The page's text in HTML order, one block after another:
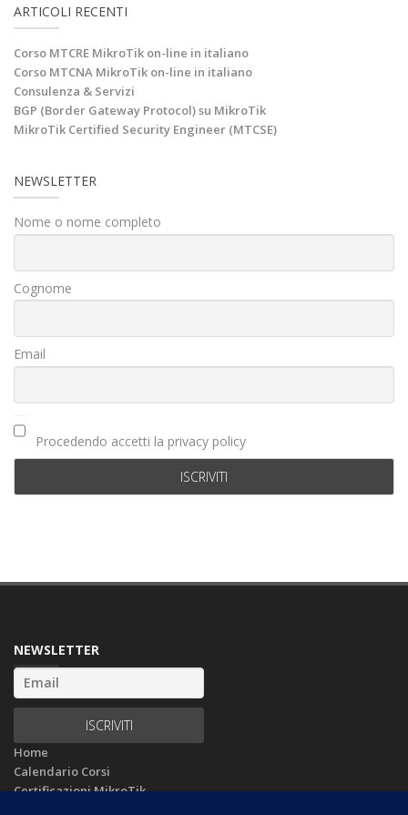
ARTICOLI RECENTI
Corso MTCRE MikroTik on-line in italiano
Corso MTCNA MikroTik on-line in italiano
Consulenza & Servizi
BGP (Border Gateway Protocol) su MikroTik
MikroTik Certified Security Engineer (MTCSE)
NEWSLETTER
Nome o nome completo
Cognome
Email
Procedendo accetti la privacy policy
NEWSLETTER
Home
Calendario Corsi
Certificazioni MikroTik